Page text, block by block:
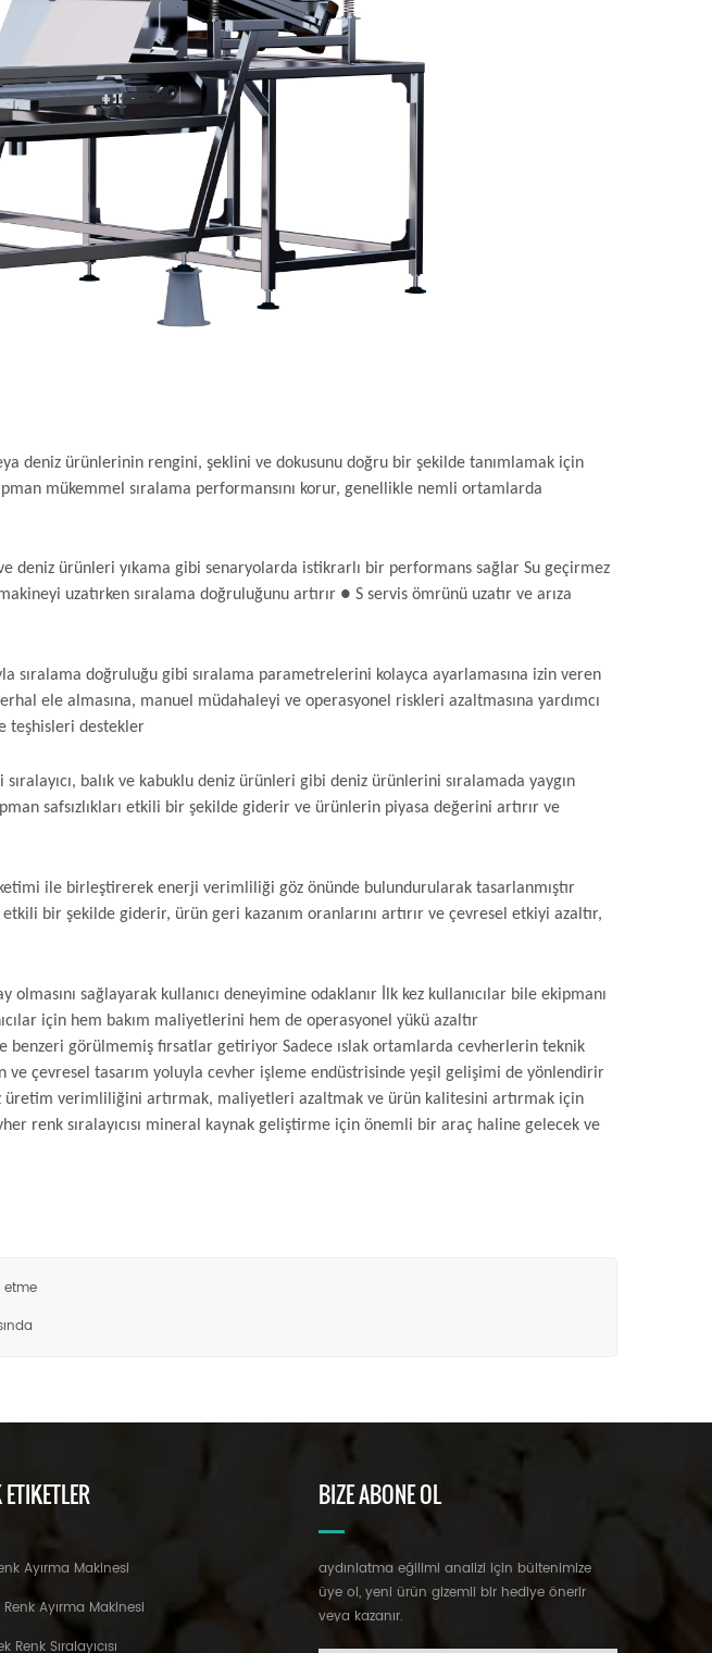
deniz ürünlerinin rengini, şeklini ve dokusunu doğru bir şekilde tanımlamak için
mükemmel sıralama performansını korur, genellikle nemli ortamlarda
deniz ürünleri yıkama gibi senaryolarda istikrarlı bir performans sağlar Su geçirmez
uzatırken sıralama doğruluğunu artırır ● S servis ömrünü uzatır ve arıza
sıralama doğruluğu gibi sıralama parametrelerini kolayca ayarlamasına izin veren
ele almasına, manuel müdahaleyi ve operasyonel riskleri azaltmasına yardımcı
teşhisleri destekler
balık ve kabuklu deniz ürünleri gibi deniz ürünlerini sıralamada yaygın
safsızlıkları etkili bir şekilde giderir ve ürünlerin piyasa değerini artırır ve
ile birleştirerek enerji verimliliği göz önünde bulundurularak tasarlanmıştır
bir şekilde giderir, ürün geri kazanım oranlarını artırır ve çevresel etkiyi azaltır,
olmasını sağlayarak kullanıcı deneyimine odaklanır İlk kez kullanıcılar bile ekipmanı
için hem bakım maliyetlerini hem de operasyonel yükü azaltır
benzeri görülmemiş fırsatlar getiriyor Sadece ıslak ortamlarda cevherlerin teknik
ve çevresel tasarım yoluyla cevher işleme endüstrisinde yeşil gelişimi de yönlendirir
üretim verimliliğini artırmak, maliyetleri azaltmak ve ürün kalitesini artırmak için
renk sıralayıcısı mineral kaynak geliştirme için önemli bir araç haline gelecek ve
etme
Ayırma Makinesi
Ayırma Makinesi
Renk Sıralayıcısı
BIZE ABONE OL
aydınlatma eğilimi analizi için bültenimize
üye ol, yeni ürün gizemli bir hediye önerir
veya kazanır.